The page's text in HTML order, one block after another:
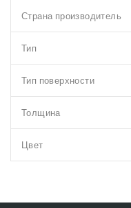
Страна производитель
Тип
Тип поверхности
Толщина
Цвет